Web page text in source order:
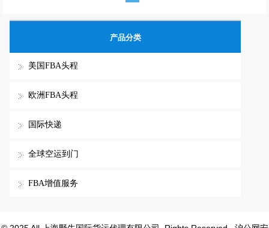
产品分类
美国FBA头程
欧洲FBA头程
国际快递
全球空运到门
FBA增值服务